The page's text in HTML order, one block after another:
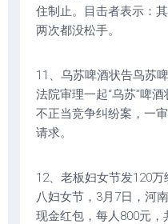
住制止。目击者表示：
两次都没松手。
11、乌苏啤酒状告鸟苏
法院审理一起“乌苏”啤
不正当竞争纠纷案，一
请求。
12、老板妇女节发120
八妇女节，3月7日，河
现金红包，每人800元，